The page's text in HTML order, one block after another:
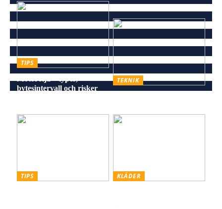
TIPS
bytesintervall och risker
TEKNIK
TIPS
KLÄDER